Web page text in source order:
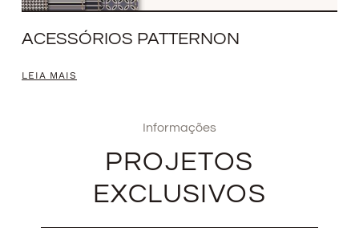
ACESSÓRIOS PATTERNON
LEIA MAIS
Informações
PROJETOS
EXCLUSIVOS